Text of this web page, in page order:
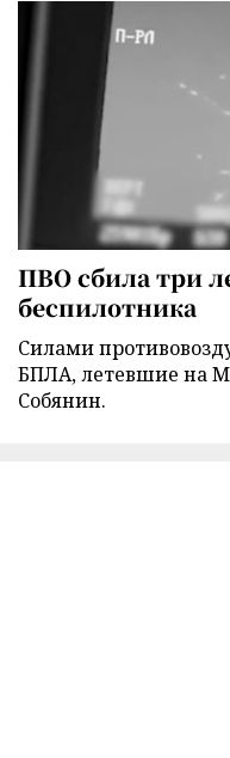
ПВО сбила три
беспилотника
Силами
БПЛА, летевшие на
Собянин.